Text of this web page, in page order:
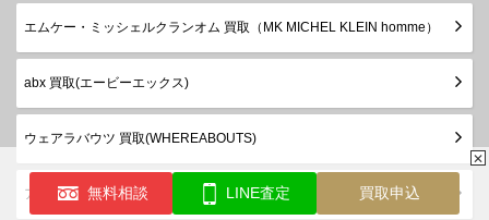
エムケー・ミッシェルクランオム 買取（MK MICHEL KLEIN homme）
abx 買取(エービーエックス)
ウェアラバウツ 買取(WHEREABOUTS)
アルマーニエクスチェンジ 買取（A|X ARMANI EXCHANGE）
✕
無料相談 LINE査定 買取申込